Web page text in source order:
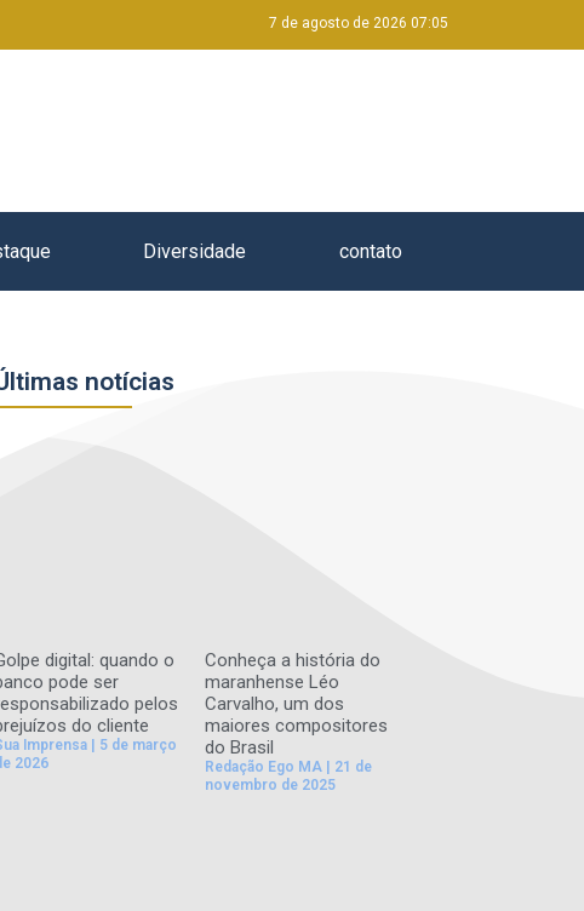
7 de agosto de 2026 07:05
Diversidade contato
notícias
digital: quando o
pode ser
pelos
do cliente
Imprensa
5 de março
2026
Conheça a história do
maranhense Léo
Carvalho, um dos
maiores compositores
do Brasil
Redação Ego MA
21 de
novembro de 2025